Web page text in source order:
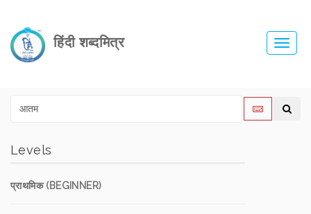
हिंदी शब्दमित्र
Levels
प्राथमिक (BEGINNER)